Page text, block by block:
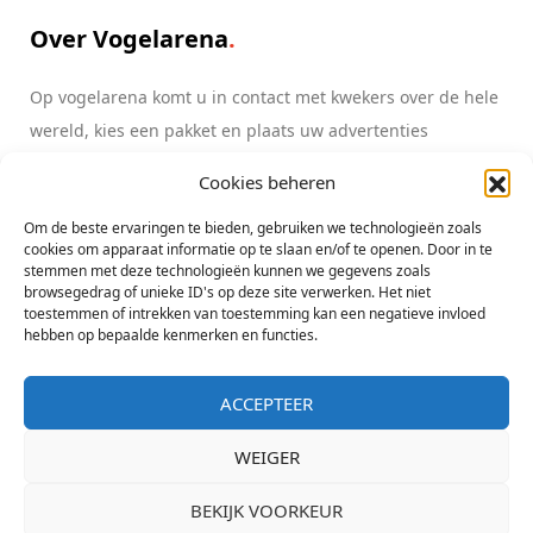
Cookies beheren
Om de beste ervaringen te bieden, gebruiken we technologieën zoals
cookies om apparaat informatie op te slaan en/of te openen. Door in te
stemmen met deze technologieën kunnen we gegevens zoals
browsegedrag of unieke ID's op deze site verwerken. Het niet
toestemmen of intrekken van toestemming kan een negatieve invloed
hebben op bepaalde kenmerken en functies.
ACCEPTEER
WEIGER
BEKIJK VOORKEUR
Over Vogelarena
Op vogelarena komt u in contact met kwekers over de hele
wereld, kies een pakket en plaats uw advertenties
Copyright All Rights Reserved Vogelarena initiatief Lorre & co - KvK
Zwolle 05080607